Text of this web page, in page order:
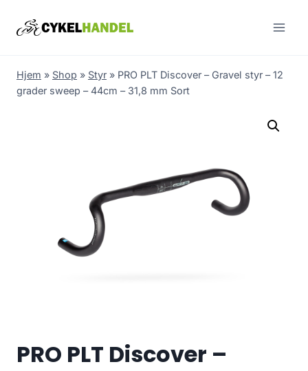
Hjem » Shop » Styr » PRO PLT Discover – Gravel styr – 12
grader sweep – 44cm – 31,8 mm Sort
PRO PLT Discover –